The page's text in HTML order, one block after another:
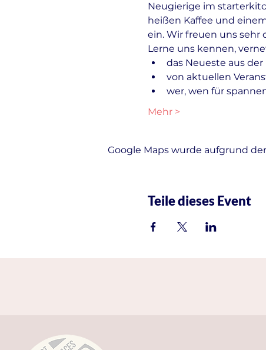
Neugierige im
heißen Kaffee und
ein. Wir freuen uns sehr
Lerne uns kennen,
das Neueste aus
von aktuellen
wer, wen für
Mehr >
Google Maps wurde aufgrund
Teile dieses Event